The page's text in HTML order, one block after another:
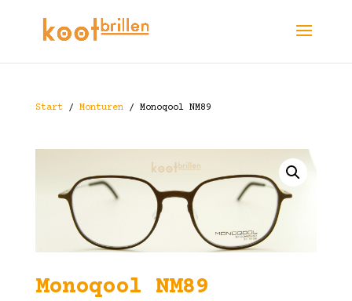
Start/ Monturen/ Monoqool NM89
Monoqool NM89